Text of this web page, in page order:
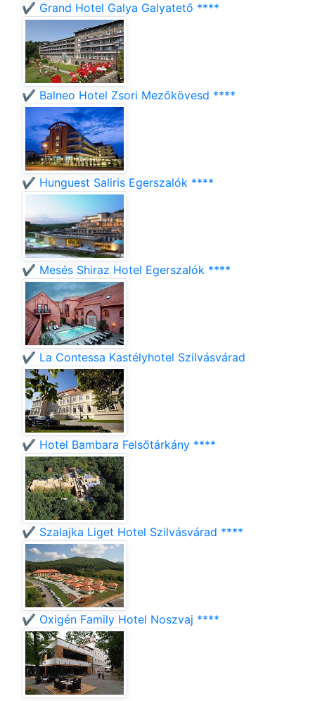
✔️ Grand Hotel Galya Galyatető ****
✔️ Balneo Hotel Zsori Mezőkövesd ****
✔️ Hunguest Saliris Egerszalók ****
✔️ Mesés Shiraz Hotel Egerszalók ****
✔️ La Contessa Kastélyhotel Szilvásvárad
✔️ Hotel Bambara Felsőtárkány ****
✔️ Szalajka Liget Hotel Szilvásvárad ****
✔️ Oxigén Family Hotel Noszvaj ****